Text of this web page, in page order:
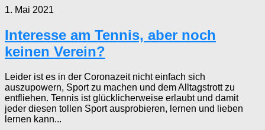
1. Mai 2021
Interesse am Tennis, aber noch
keinen Verein?
Leider ist es in der Coronazeit nicht einfach sich
auszupowern, Sport zu machen und dem Alltagstrott zu
entfliehen. Tennis ist glücklicherweise erlaubt und damit
jeder diesen tollen Sport ausprobieren, lernen und lieben
lernen kann...